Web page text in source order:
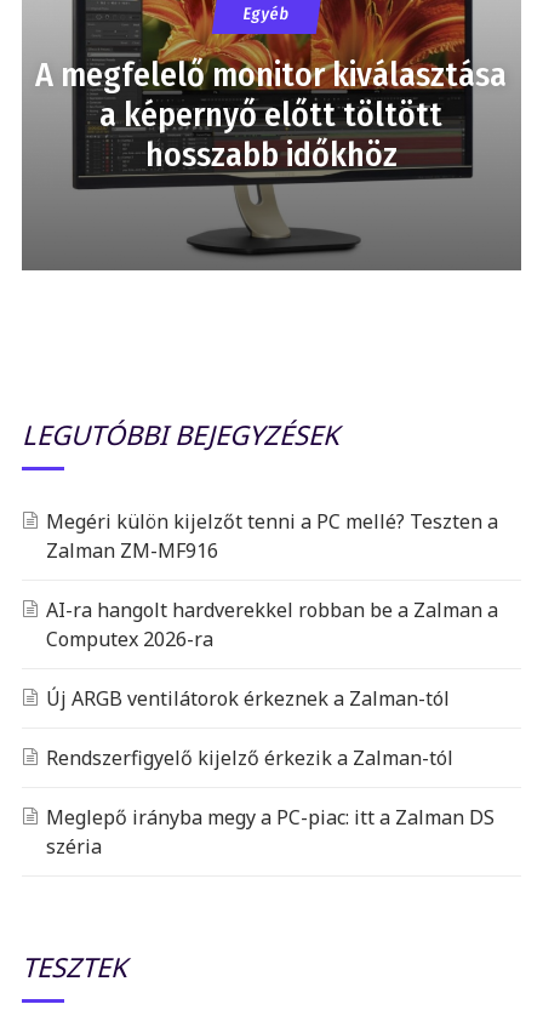
Egyéb
A megfelelő monitor kiválasztása
a képernyő előtt töltött
hosszabb időkhöz
LEGUTÓBBI BEJEGYZÉSEK
Megéri külön kijelzőt tenni a PC mellé? Teszten a
Zalman ZM-MF916
AI-ra hangolt hardverekkel robban be a Zalman a
Computex 2026-ra
Új ARGB ventilátorok érkeznek a Zalman-tól
Rendszerfigyelő kijelző érkezik a Zalman-tól
Meglepő irányba megy a PC-piac: itt a Zalman DS
széria
TESZTEK